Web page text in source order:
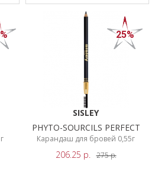
25%
SISLEY
PHYTO-SOURCILS PERFECT
Карандаш для бровей 0,55г
206.25 р. 275р.